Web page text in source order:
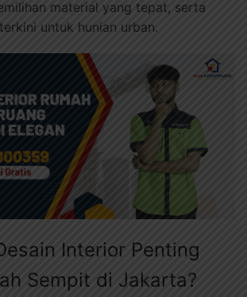
material yang tepat, serta
untuk hunian urban.
Interior Penting
Sempit di Jakarta?